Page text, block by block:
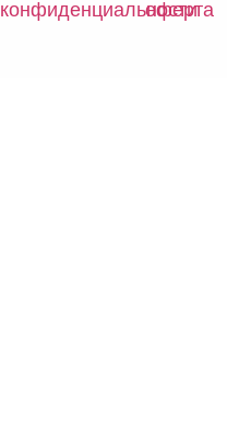
конфиденциальности
оферта